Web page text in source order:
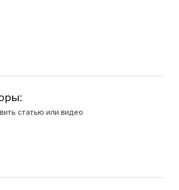
статью или видео